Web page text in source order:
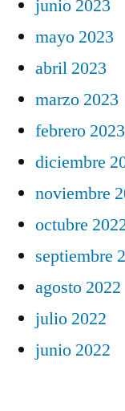
junio 2023
mayo 2023
abril 2023
marzo 2023
febrero 2023
diciembre
noviembre
octubre
septiembre
agosto 2022
julio 2022
junio 2022